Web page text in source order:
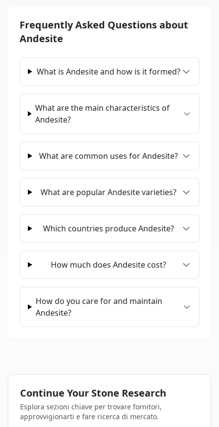
Frequently Asked Questions about
Andesite
What is Andesite and how is it formed?
What are the main characteristics of
Andesite?
What are common uses for Andesite?
What are popular Andesite varieties?
Which countries produce Andesite?
How much does Andesite cost?
How do you care for and maintain
Andesite?
Continue Your Stone Research
Esplora sezioni chiave per trovare fornitori,
approvvigionarti e fare ricerca di mercato.